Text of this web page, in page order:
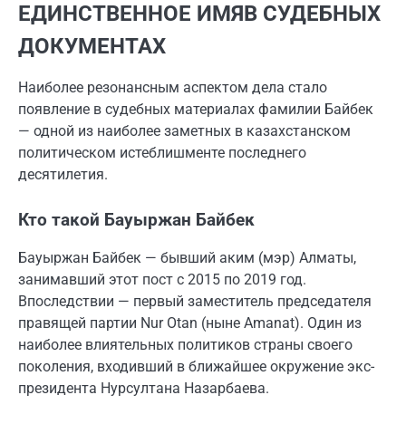
ЕДИНСТВЕННОЕ ИМЯВ СУДЕБНЫХ
ДОКУМЕНТАХ
Наиболее резонансным аспектом дела стало
появление в судебных материалах фамилии Байбек
— одной из наиболее заметных в казахстанском
политическом истеблишменте последнего
десятилетия.
Кто такой Бауыржан Байбек
Бауыржан Байбек — бывший аким (мэр) Алматы,
занимавший этот пост с 2015 по 2019 год.
Впоследствии — первый заместитель председателя
правящей партии Nur Otan (ныне Amanat). Один из
наиболее влиятельных политиков страны своего
поколения, входивший в ближайшее окружение экс-
президента Нурсултана Назарбаева.